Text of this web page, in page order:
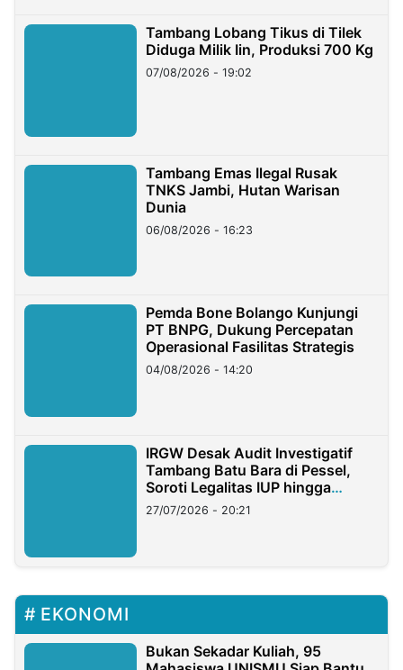
Tambang Lobang Tikus di Tilek
Diduga Milik Iin, Produksi 700 Kg
07/08/2026 - 19:02
Tambang Emas Ilegal Rusak
TNKS Jambi, Hutan Warisan
Dunia
06/08/2026 - 16:23
Pemda Bone Bolango Kunjungi
PT BNPG, Dukung Percepatan
Operasional Fasilitas Strategis
04/08/2026 - 14:20
IRGW Desak Audit Investigatif
Tambang Batu Bara di Pessel,
Soroti Legalitas IUP hingga
Stockpile
27/07/2026 - 20:21
EKONOMI
Bukan Sekadar Kuliah, 95